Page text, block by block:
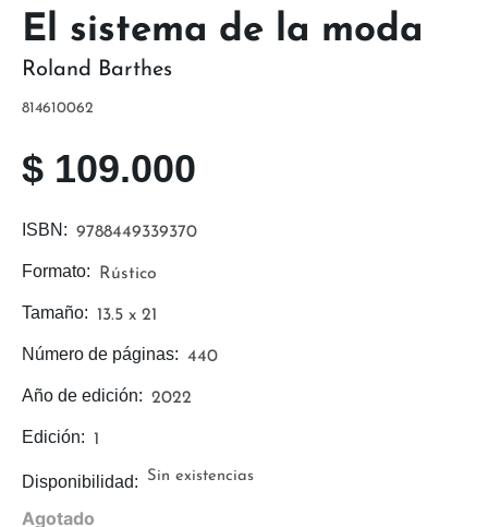
Agotado
Disponibilidad: Sin existencias
Edición: 1
Año de edición: 2022
Número de páginas: 440
Tamaño: 13.5 x 21
Formato: Rústico
ISBN: 9788449339370
$ 109.000
814610062
Roland Barthes
El sistema de la moda